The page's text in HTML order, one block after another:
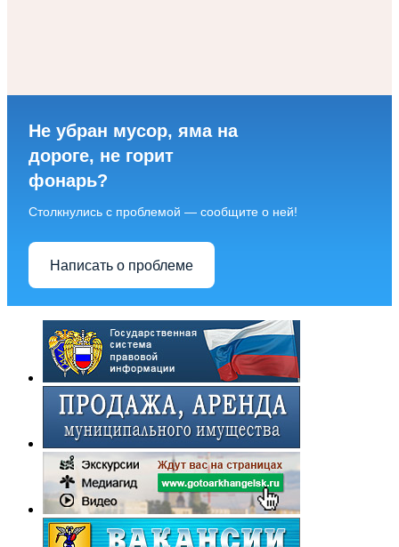
Не убран мусор, яма на
дороге, не горит
фонарь?
Столкнулись с проблемой — сообщите о ней!
Написать о проблеме